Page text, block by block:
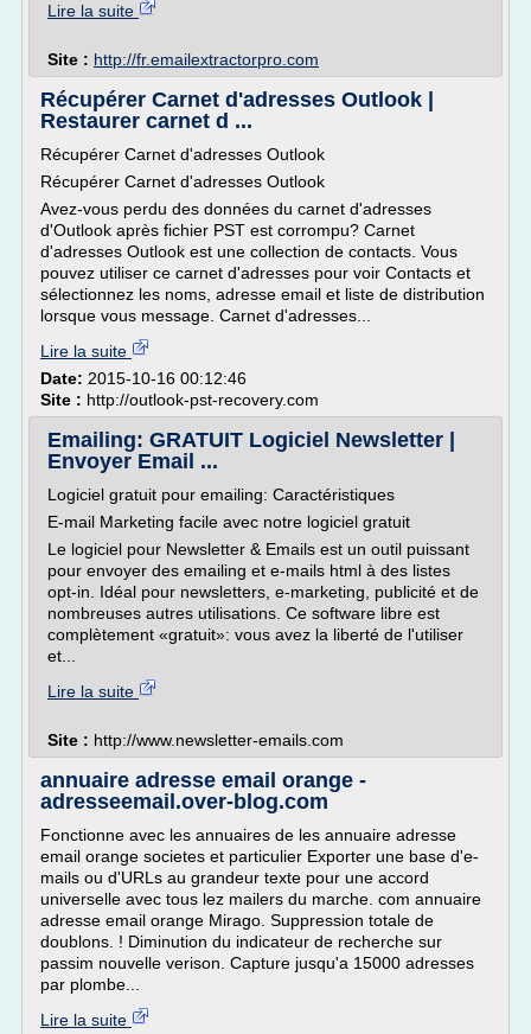
Lire la suite
Site : http://fr.emailextractorpro.com
Récupérer Carnet d'adresses Outlook |
Restaurer carnet d ...
Récupérer Carnet d'adresses Outlook
Récupérer Carnet d'adresses Outlook
Avez-vous perdu des données du carnet d'adresses
d'Outlook après fichier PST est corrompu? Carnet
d'adresses Outlook est une collection de contacts. Vous
pouvez utiliser ce carnet d'adresses pour voir Contacts et
sélectionnez les noms, adresse email et liste de distribution
lorsque vous message. Carnet d'adresses...
Lire la suite
Date: 2015-10-16 00:12:46
Site : http://outlook-pst-recovery.com
Emailing: GRATUIT Logiciel Newsletter |
Envoyer Email ...
Logiciel gratuit pour emailing: Caractéristiques
E-mail Marketing facile avec notre logiciel gratuit
Le logiciel pour Newsletter & Emails est un outil puissant
pour envoyer des emailing et e-mails html à des listes
opt-in. Idéal pour newsletters, e-marketing, publicité et de
nombreuses autres utilisations. Ce software libre est
complètement «gratuit»: vous avez la liberté de l'utiliser
et...
Lire la suite
Site : http://www.newsletter-emails.com
annuaire adresse email orange -
adresseemail.over-blog.com
Fonctionne avec les annuaires de les annuaire adresse
email orange societes et particulier Exporter une base d'e-
mails ou d'URLs au grandeur texte pour une accord
universelle avec tous lez mailers du marche. com annuaire
adresse email orange Mirago. Suppression totale de
doublons. ! Diminution du indicateur de recherche sur
passim nouvelle verison. Capture jusqu'a 15000 adresses
par plombe...
Lire la suite